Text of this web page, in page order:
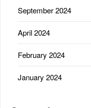
September 2024
April 2024
February 2024
January 2024